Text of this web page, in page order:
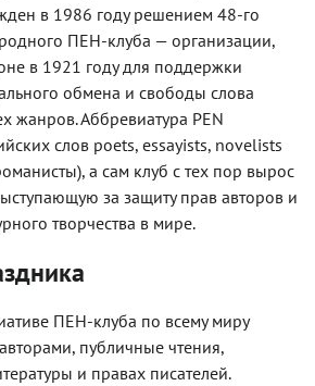
в 1986 году решением 48-го
ПЕН-клуба — организации,
в 1921 году для поддержки
обмена и свободы слова
жанров. Аббревиатура PEN
слов poets, essayists, novelists
а сам клуб с тех пор вырос
за защиту прав авторов и
творчества в мире.
ПЕН-клуба по всему миру
публичные чтения,
и правах писателей.